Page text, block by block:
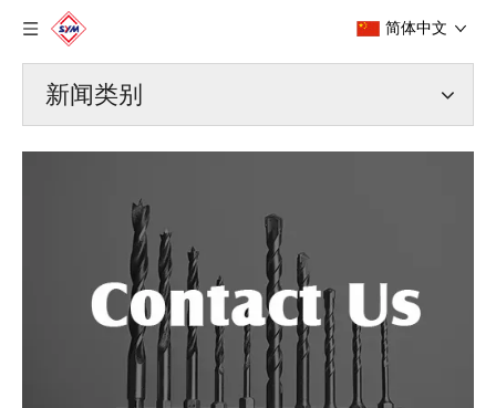
简体中文
新闻类别